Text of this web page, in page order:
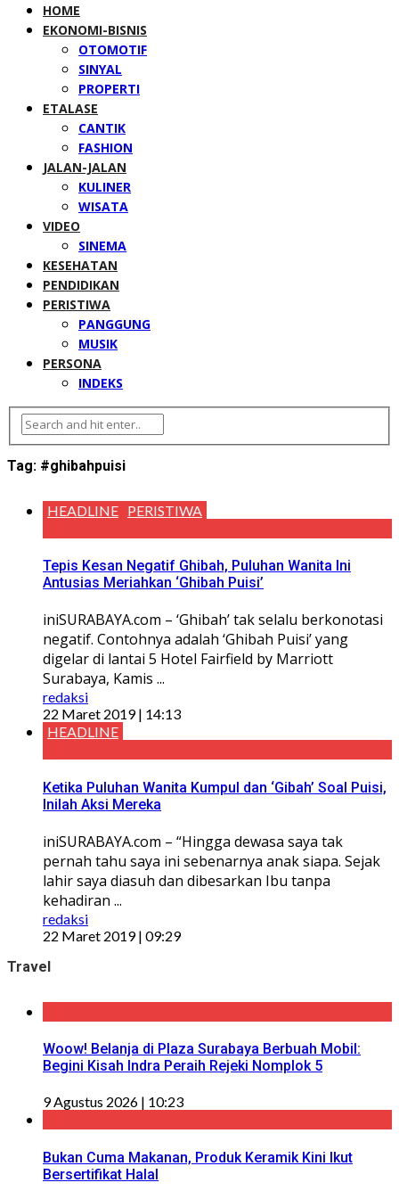
HOME
EKONOMI-BISNIS
OTOMOTIF
SINYAL
PROPERTI
ETALASE
CANTIK
FASHION
JALAN-JALAN
KULINER
WISATA
VIDEO
SINEMA
KESEHATAN
PENDIDIKAN
PERISTIWA
PANGGUNG
MUSIK
PERSONA
INDEKS
Tag: #ghibahpuisi
HEADLINE PERISTIWA
Tepis Kesan Negatif Ghibah, Puluhan Wanita Ini
Antusias Meriahkan ‘Ghibah Puisi’
iniSURABAYA.com – ‘Ghibah’ tak selalu berkonotasi
negatif. Contohnya adalah ‘Ghibah Puisi’ yang
digelar di lantai 5 Hotel Fairfield by Marriott
Surabaya, Kamis ...
redaksi
22 Maret 2019 | 14:13
HEADLINE
Ketika Puluhan Wanita Kumpul dan ‘Gibah’ Soal Puisi,
Inilah Aksi Mereka
iniSURABAYA.com – “Hingga dewasa saya tak
pernah tahu saya ini sebenarnya anak siapa. Sejak
lahir saya diasuh dan dibesarkan Ibu tanpa
kehadiran ...
redaksi
22 Maret 2019 | 09:29
Travel
Woow! Belanja di Plaza Surabaya Berbuah Mobil:
Begini Kisah Indra Peraih Rejeki Nomplok 5
9 Agustus 2026 | 10:23
Bukan Cuma Makanan, Produk Keramik Kini Ikut
Bersertifikat Halal